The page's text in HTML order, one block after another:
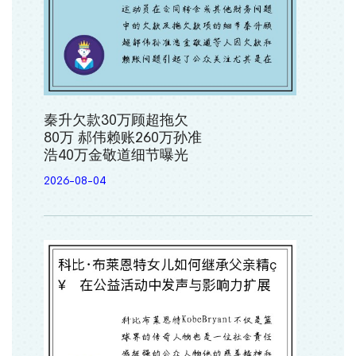
秦升欠款30万顾超拖欠
80万 郝伟赖账260万孙准
浩40万金敬道细节曝光
2026-08-04